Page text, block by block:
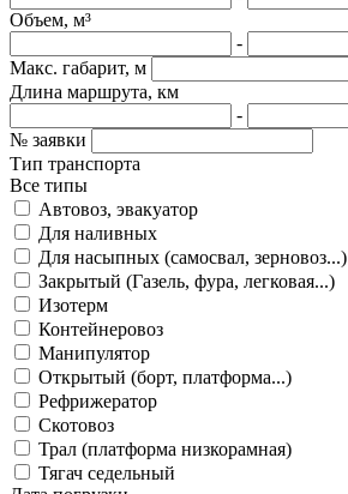
Объем, м³
-
Макс. габарит, м
Длина маршрута, км
-
№ заявки
Тип транспорта
Все типы
Автовоз, эвакуатор
Для наливных
Для насыпных (самосвал, зерновоз...)
Закрытый (Газель, фура, легковая...)
Изотерм
Контейнеровоз
Манипулятор
Открытый (борт, платформа...)
Рефрижератор
Скотовоз
Трал (платформа низкорамная)
Тягач седельный